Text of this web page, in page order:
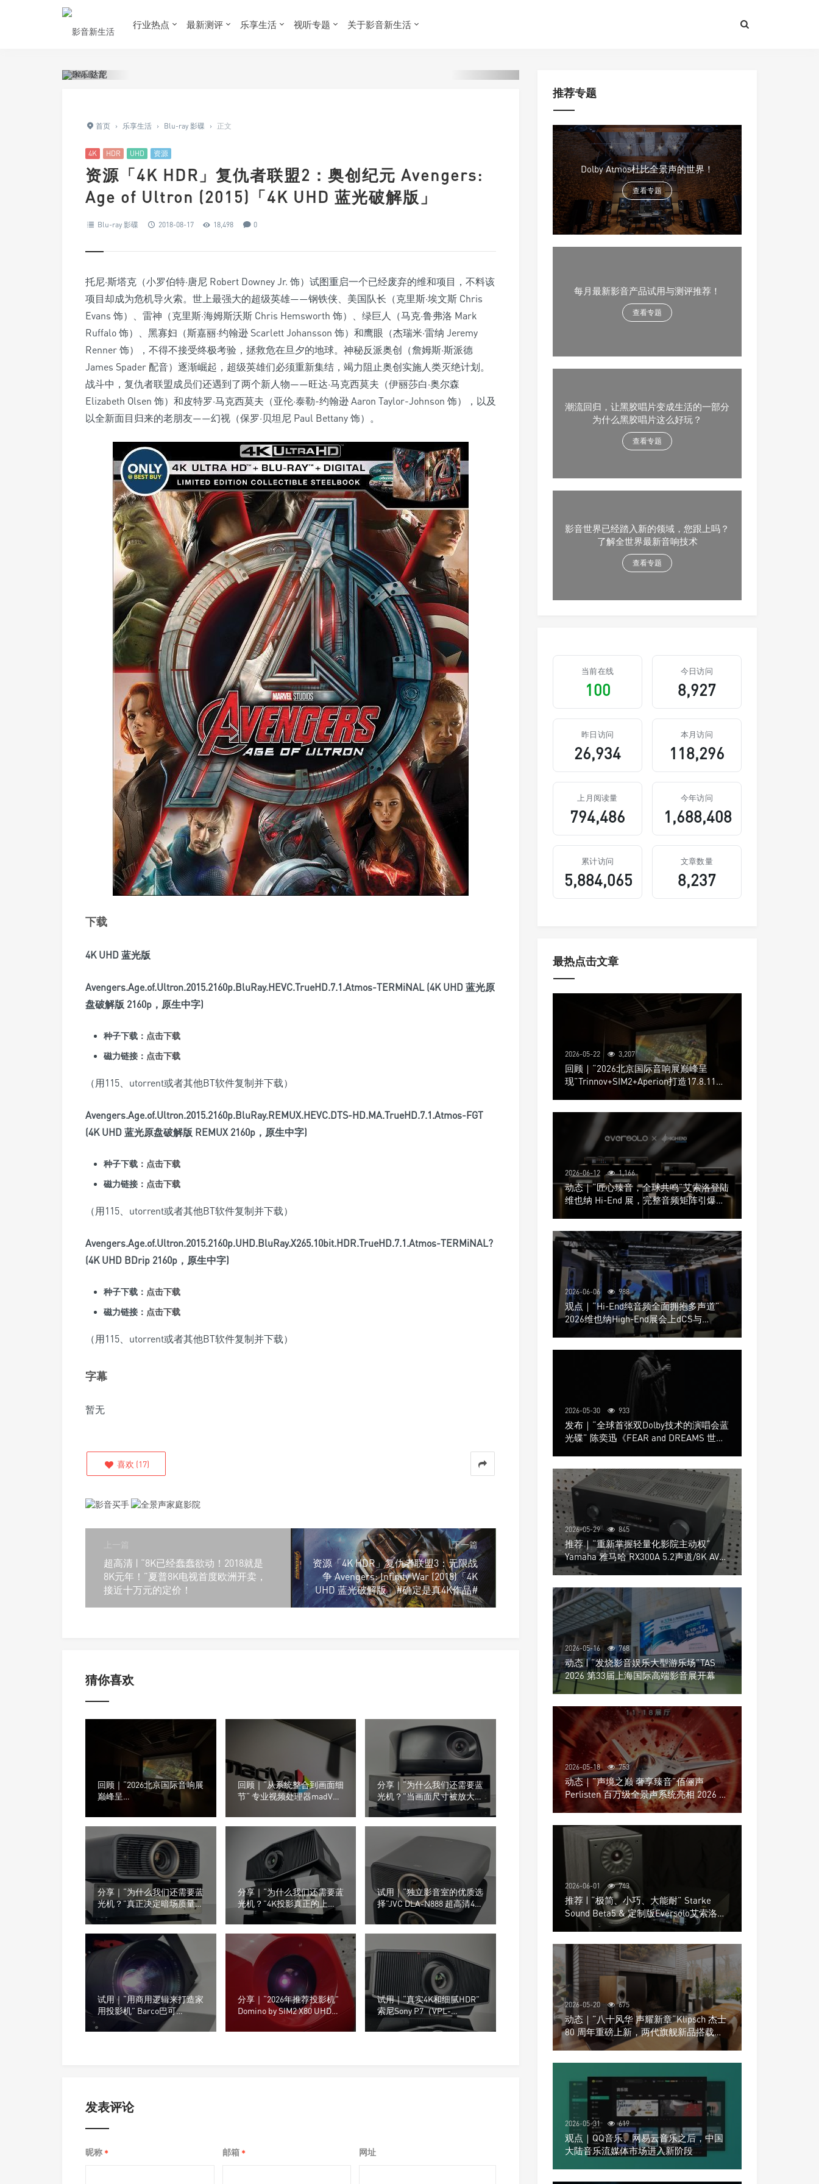
行业热点 最新测评 乐享生活 视听专题 关于影音新生活
首页 › 乐享生活 › Blu-ray 影碟 › 正文
4K HDR UHD 资源
资源「4K HDR」复仇者联盟2：奥创纪元 Avengers:
Age of Ultron (2015)「4K UHD 蓝光破解版」
Blu-ray 影碟 2018-08-17 18,498 0
托尼·斯塔克（小罗伯特·唐尼 Robert Downey Jr. 饰）试图重启一个已经废弃的维和项目，不料该
项目却成为危机导火索。世上最强大的超级英雄——钢铁侠、美国队长（克里斯·埃文斯 Chris
Evans 饰）、雷神（克里斯·海姆斯沃斯 Chris Hemsworth 饰）、绿巨人（马克·鲁弗洛 Mark
Ruffalo 饰）、黑寡妇（斯嘉丽·约翰逊 Scarlett Johansson 饰）和鹰眼（杰瑞米·雷纳 Jeremy
Renner 饰），不得不接受终极考验，拯救危在旦夕的地球。神秘反派奥创（詹姆斯·斯派德
James Spader 配音）逐渐崛起，超级英雄们必须重新集结，竭力阻止奥创实施人类灭绝计划。
战斗中，复仇者联盟成员们还遇到了两个新人物——旺达·马克西莫夫（伊丽莎白·奥尔森
Elizabeth Olsen 饰）和皮特罗·马克西莫夫（亚伦·泰勒-约翰逊 Aaron Taylor-Johnson 饰），以及
以全新面目归来的老朋友——幻视（保罗·贝坦尼 Paul Bettany 饰）。
下载
4K UHD 蓝光版
Avengers.Age.of.Ultron.2015.2160p.BluRay.HEVC.TrueHD.7.1.Atmos-TERMiNAL (4K UHD 蓝光原
盘破解版 2160p，原生中字)
种子下载： 点击下载
磁力链接： 点击下载
（用115、utorrent或者其他BT软件复制并下载）
Avengers.Age.of.Ultron.2015.2160p.BluRay.REMUX.HEVC.DTS-HD.MA.TrueHD.7.1.Atmos-FGT
(4K UHD 蓝光原盘破解版 REMUX 2160p，原生中字)
种子下载： 点击下载
磁力链接： 点击下载
（用115、utorrent或者其他BT软件复制并下载）
Avengers.Age.of.Ultron.2015.2160p.UHD.BluRay.X265.10bit.HDR.TrueHD.7.1.Atmos-TERMiNAL?
(4K UHD BDrip 2160p，原生中字)
种子下载： 点击下载
磁力链接： 点击下载
（用115、utorrent或者其他BT软件复制并下载）
字幕
暂无
喜欢 (17)
上一篇
超高清 | “8K已经蠢蠢欲动！2018就是
8K元年！”夏普8K电视首度欧洲开卖，
接近十万元的定价！
下一篇
资源「4K HDR」复仇者联盟3：无限战
争 Avengers: Infinity War (2018)「4K
UHD 蓝光破解版」#确定是真4K作品#
猜你喜欢
回顾｜“2026北京国际音响展
巅峰呈
现”Trinnov+SIM2+Aperion打
造17.8.11声道极致影院
回顾｜“从系统整合到画面细
节“ 专业视频处理器madVR
分享｜“为什么我们还需要蓝
光机？”当画面尺寸被放大，
信号源的重要性才真正显现
分享｜“为什么我们还需要蓝
光机？”真正决定暗场质量
的，从来不只是投影机
分享｜“为什么我们还需要蓝
光机？”4K投影真正的上
限，往往由信号源决定
试用｜“独立影音室的优质选
择”JVC DLA-N888 超高清4K
投影机
试用｜“用商用逻辑来打造家
用投影机” Barco巴可
Heimdall+ 4K UHD 3色激光
投影机
分享｜“2026年推荐投影机”
Domino by SIM2 X80 UHD投
试用｜“真实4K和细腻HDR”
索尼Sony P7（VPL-
XW5100）超高清投影机
发表评论
昵称 * 邮箱 * 网址
推荐专题
Dolby Atmos杜比全景声的世界！
查看专题
每月最新影音产品试用与测评推荐！
查看专题
潮流回归，让黑胶唱片变成生活的一部分
为什么黑胶唱片这么好玩？
查看专题
影音世界已经踏入新的领域，您跟上吗？
了解全世界最新音响技术
查看专题
当前在线
100
今日访问
8,927
昨日访问
26,934
本月访问
118,296
上月阅读量
794,486
今年访问
1,688,408
累计访问
5,884,065
文章数量
8,237
最热点击文章
2026-05-22 3,207
回顾｜“2026北京国际音响展巅峰呈
现”Trinnov+SIM2+Aperion打造17.8.11声
2026-06-12 1,166
动态｜“匠心臻音，全球共鸣”艾索洛登陆
维也纳 Hi-End 展，完整音频矩阵引爆关
2026-06-06 988
观点｜“Hi-End纯音频全面拥抱多声道”
2026维也纳High-End展会上dCS与
Trinnov Audio搭建多声道演示系统
2026-05-30 933
发布｜“全球首张双Dolby技术的演唱会蓝
光碟” 陈奕迅《FEAR and DREAMS 世界
2026-05-29 845
推荐｜“重新掌握轻量化影院主动权”
Yamaha 雅马哈 RX300A 5.2声道/8K AV放
大器
2026-05-16 768
动态 | “发烧影音娱乐大型游乐场”TAS
2026 第33届上海国际高端影音展开幕
2026-05-18 753
动态｜”声境之巅 奢享臻音”佰俪声
Perlisten 百万级全景声系统亮相 2026 北
京国际音响展
2026-06-01 743
推荐 | “极简、小巧、大能耐” Starke
Sound Beta5 & 定制版Eversolo艾索洛
Play音响组合
2026-05-20 675
动态｜”八十风华 声耀新章“Klipsch 杰士
80 周年重磅上新，两代旗舰新品搭载硬
核配置音质再升级
2026-05-31 619
观点｜QQ音乐、网易云音乐之后，中国
大陆音乐流媒体市场进入新阶段